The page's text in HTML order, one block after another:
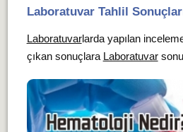
Laboratuvar Tahlil
Laboratuvarlarda yapılan
çıkan sonuçlara Laboratuvar